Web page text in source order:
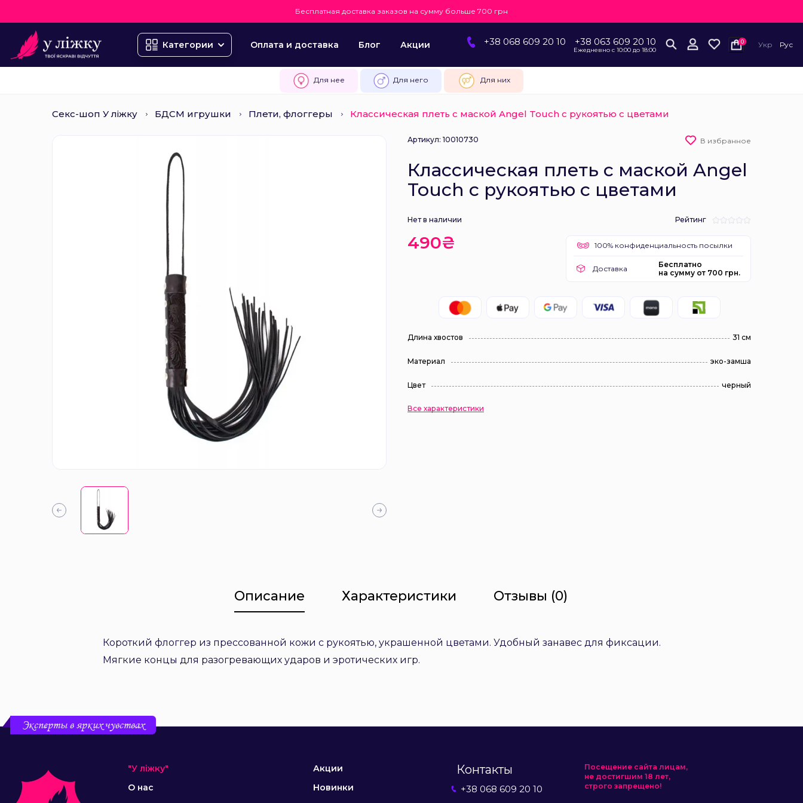
Бесплатная доставка заказов на сумму больше 700 грн
Категории Оплата и доставка Блог Акции +38 068 609 20 10 +38 063 609 20 10
Ежедневно с 10:00 до 18:00
0 Укр Рус
Для нее Для него Для них
Секс-шоп У ліжку БДСМ игрушки Плети, флоггеры Классическая плеть с маской Angel Touch с рукоятью с цветами
Артикул: 10010730 В избранное
Классическая плеть с маской Angel
Touch с рукоятью с цветами
Нет в наличии Рейтинг
490₴ 100% конфиденциальность посылки
Доставка
Бесплатно
на сумму от 700 грн.
Длина хвостов 31 см
Материал эко-замша
Цвет черный
Все характеристики
Описание Характеристики Отзывы (0)
Короткий флоггер из прессованной кожи с рукоятью, украшенной цветами. Удобный занавес для фиксации.
Мягкие концы для разогревающих ударов и эротических игр.
Эксперты в ярких чувствах
"У ліжку"
О нас
Акции
Новинки
Контакты
+38 068 609 20 10
Посещение сайта лицам,
не достигшим 18 лет,
строго запрещено!